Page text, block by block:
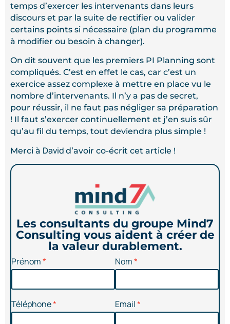
temps d’exercer les intervenants dans leurs
discours et par la suite de rectifier ou valider
certains points si nécessaire (plan du programme
à modifier ou besoin à changer).
On dit souvent que les premiers PI Planning sont
compliqués. C’est en effet le cas, car c’est un
exercice assez complexe à mettre en place vu le
nombre d’intervenants. Il n’y a pas de secret,
pour réussir, il ne faut pas négliger sa préparation
! Il faut s’exercer continuellement et j’en suis sûr
qu’au fil du temps, tout deviendra plus simple !
Merci à David d’avoir co-écrit cet article !
Les consultants du groupe Mind7
Consulting vous aident à créer de
la valeur durablement.
Prénom Nom
Téléphone Email